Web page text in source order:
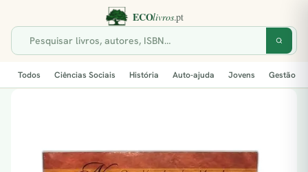
Todos Ciências Sociais História Auto-ajuda Jovens Gestão